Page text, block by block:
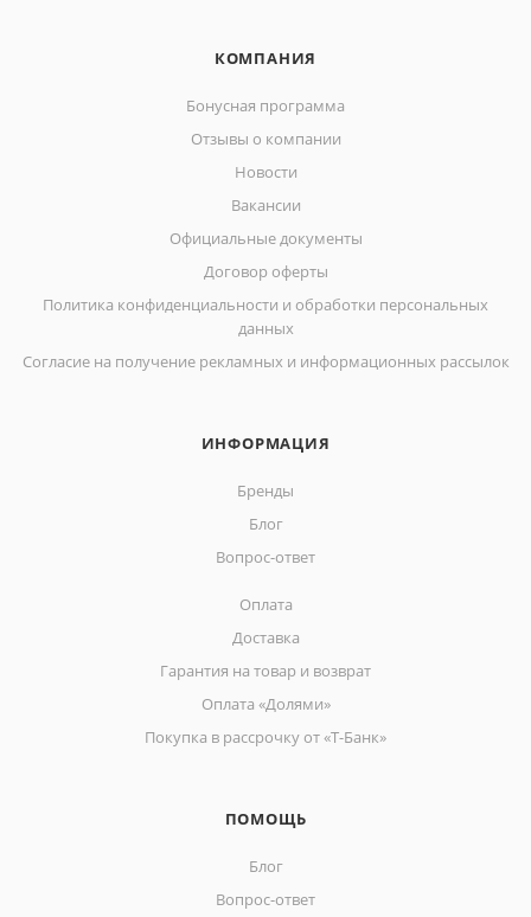
КОМПАНИЯ
Бонусная программа
Отзывы о компании
Новости
Вакансии
Официальные документы
Договор оферты
Политика конфиденциальности и обработки персональных
данных
Согласие на получение рекламных и информационных рассылок
ИНФОРМАЦИЯ
Бренды
Блог
Вопрос-ответ
Оплата
Доставка
Гарантия на товар и возврат
Оплата «Долями»
Покупка в рассрочку от «Т-Банк»
ПОМОЩЬ
Блог
Вопрос-ответ